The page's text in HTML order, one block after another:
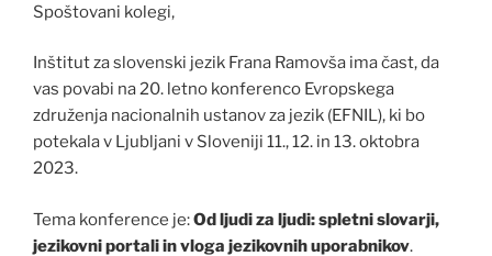
Spoštovani kolegi,
Inštitut za slovenski jezik Frana Ramovša ima čast, da
vas povabi na 20. letno konferenco Evropskega
združenja nacionalnih ustanov za jezik (EFNIL), ki bo
potekala v Ljubljani v Sloveniji 11., 12. in 13. oktobra
2023.
Tema konference je:Od ljudi za ljudi: spletni slovarji,
jezikovni portali in vloga jezikovnih uporabnikov.